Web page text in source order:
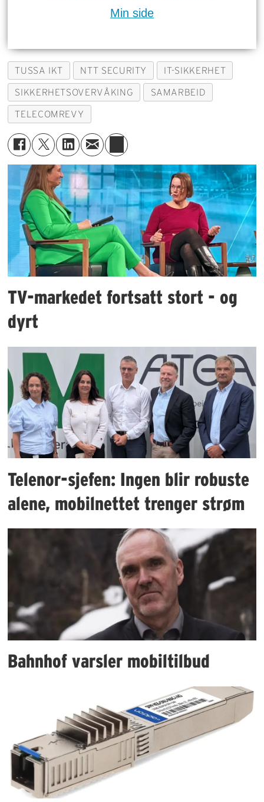
Min side
TUSSA IKT NTT SECURITY IT-SIKKERHET
SIKKERHETSOVERVÅKING SAMARBEID
TELECOMREVY
TV-markedet fortsatt stort - og
dyrt
Telenor-sjefen: Ingen blir robuste
alene, mobilnettet trenger strøm
Bahnhof varsler mobiltilbud